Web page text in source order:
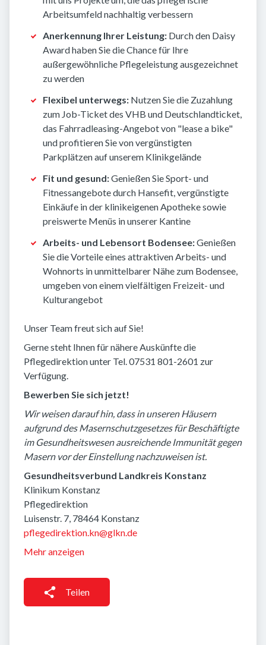
Arbeitsumfeld nachhaltig verbessern
Anerkennung Ihrer Leistung: Durch den Daisy
Award haben Sie die Chance für Ihre
außergewöhnliche Pflegeleistung ausgezeichnet
zu werden
Flexibel unterwegs: Nutzen Sie die Zuzahlung
zum Job-Ticket des VHB und Deutschlandticket,
das Fahrradleasing-Angebot von "lease a bike"
und profitieren Sie von vergünstigten
Parkplätzen auf unserem Klinikgelände
Fit und gesund:Genießen Sie Sport- und
Fitnessangebote durch Hansefit, vergünstigte
Einkäufe in der klinikeigenen Apotheke sowie
preiswerte Menüs in unserer Kantine
Arbeits- und Lebensort Bodensee:Genießen
Sie die Vorteile eines attraktiven Arbeits- und
Wohnorts in unmittelbarer Nähe zum Bodensee,
umgeben von einem vielfältigen Freizeit- und
Kulturangebot
Unser Team freut sich auf Sie!
Gerne steht Ihnen für nähere Auskünfte die
Pflegedirektion unter Tel. 07531 801-2601 zur
Verfügung.
Bewerben Sie sich jetzt!
Wir weisen darauf hin, dass in unseren Häusern
aufgrund des Masernschutzgesetzes für Beschäftigte
im Gesundheitswesen ausreichende Immunität gegen
Masern vor der Einstellung nachzuweisen ist.
Gesundheitsverbund Landkreis Konstanz
Klinikum Konstanz
Pflegedirektion
Luisenstr. 7, 78464 Konstanz
pflegedirektion.kn@glkn.de
Mehr anzeigen
Teilen